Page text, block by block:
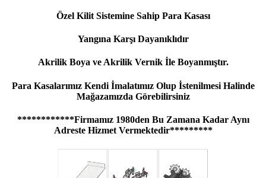
Özel Kilit Sistemine Sahip Para Kasası
Yangına Karşı Dayanıklıdır
Akrilik Boya ve Akrilik Vernik İle Boyanmıştır.
Para Kasalarımız Kendi İmalatımız Olup İstenilmesi Halinde
Mağazamızda Görebilirsiniz
************Firmamız 1980den Bu Zamana Kadar Aynı
Adreste Hizmet Vermektedir*********